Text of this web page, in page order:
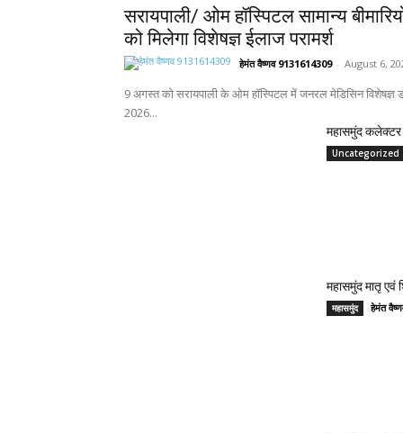
सरायपाली/ ओम हॉस्पिटल सामान्य
को मिलेगा विशेषज्ञ ईलाज परामर्श
हेमंत वैष्णव 9131614309 - August 6,
9 अगस्त को सरायपाली के ओम हॉस्पिटल में जनरल मेडिसिन विशेषज्ञ
2026...
महासमुंद कलेक्टर
Uncategorized
महासमुंद मातृ एवं
महासमुंद हेमंत